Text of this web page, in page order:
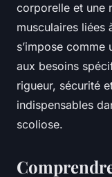
corporelle et une
musculaires liées
s’impose comme
aux besoins
rigueur, sécurité
indispensables
scoliose.